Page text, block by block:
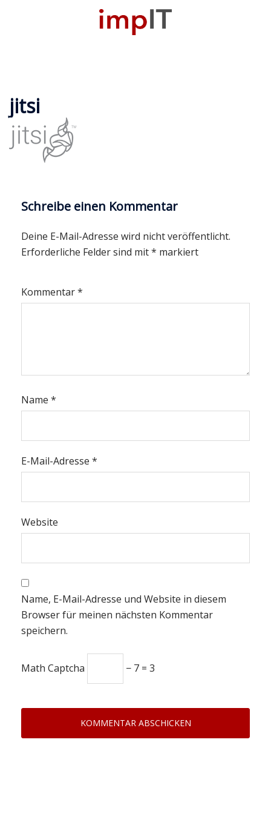
jitsi
Schreibe einen Kommentar
Deine E-Mail-Adresse wird nicht veröffentlicht.
Erforderliche Felder sind mit* markiert
Kommentar*
Name *
E-Mail-Adresse *
Website
Name, E-Mail-Adresse und Website in diesem
Browser für meinen nächsten Kommentar
speichern.
Math Captcha − 7 = 3